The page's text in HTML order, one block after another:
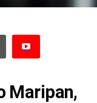
Maripan,